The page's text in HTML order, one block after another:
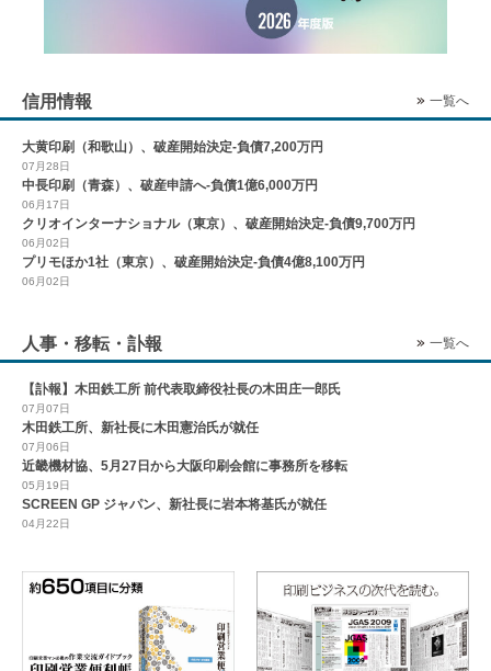
信用情報 一覧へ
大黄印刷（和歌山）、破産開始決定-負債7,200万円
07月28日
中長印刷（青森）、破産申請へ-負債1億6,000万円
06月17日
クリオインターナショナル（東京）、破産開始決定-負債9,700万円
06月02日
プリモほか1社（東京）、破産開始決定-負債4億8,100万円
06月02日
人事・移転・訃報 一覧へ
【訃報】木田鉄工所 前代表取締役社長の木田庄一郎氏
07月07日
木田鉄工所、新社長に木田憲治氏が就任
07月06日
近畿機材協、5月27日から大阪印刷会館に事務所を移転
05月19日
SCREEN GP ジャパン、新社長に岩本将基氏が就任
04月22日